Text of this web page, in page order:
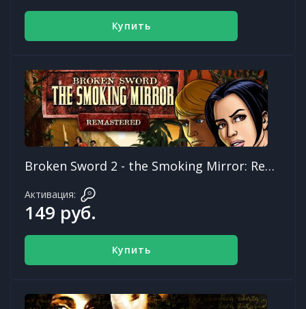
Купить
Broken Sword 2 - the Smoking Mirror: Remastered
Активация:
149 руб.
Купить